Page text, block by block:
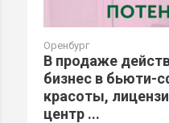
Оренбург
В продаже
бизнес в бьюти-
красоты,
центр ...